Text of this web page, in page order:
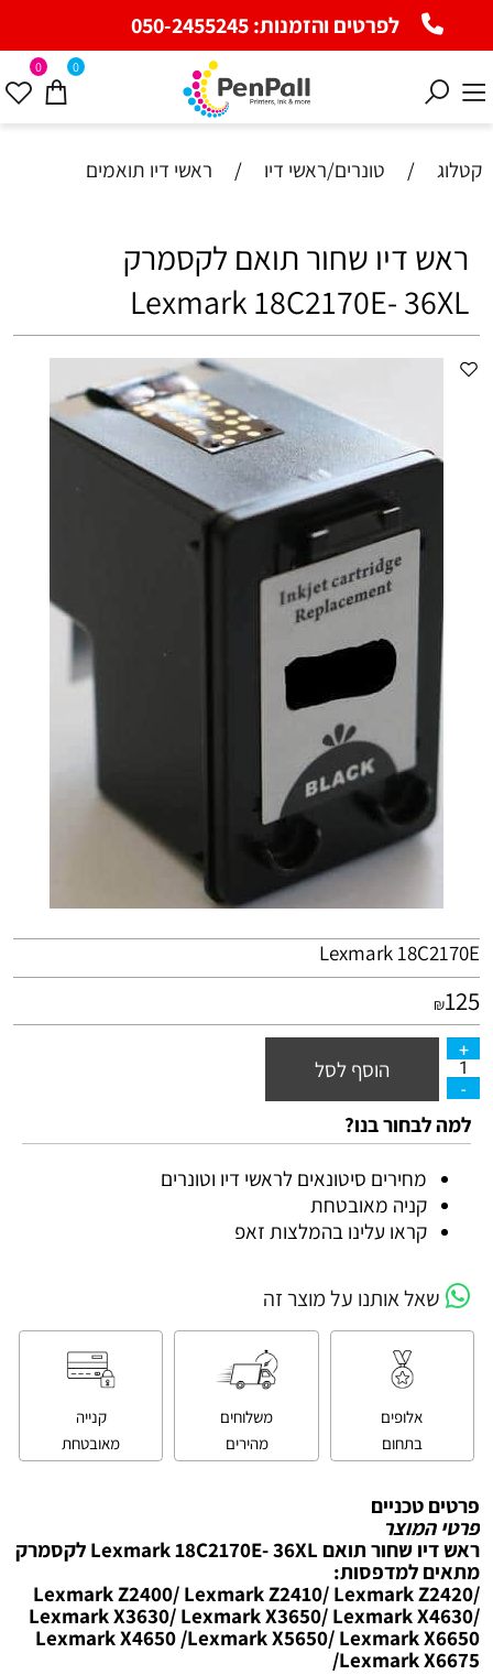
לפרטים והזמנות:050-2455245
0 0
קטלוג / טונרים/ראשי דיו / ראשי דיו תואמים
ראש דיו שחור תואם לקסמרק
Lexmark 18C2170E- 36XL
Lexmark 18C2170E
₪125
הוסף לסל
למה לבחור בנו?
מחירים סיטונאים לראשי דיו וטונרים
קניה מאובטחת
קראו עלינו בהמלצות זאפ
שאל אותנו על מוצר זה
אלופים
בתחום
משלוחים
מהירים
קנייה
מאובטחת
פרטים טכניים
פרטי המוצר
ראש דיו שחור תואם Lexmark 18C2170E- 36XL לקסמרק
מתאים למדפסות:
Lexmark Z2400/ Lexmark Z2410/ Lexmark Z2420/
Lexmark X3630/ Lexmark X3650/ Lexmark X4630/
Lexmark X4650 /Lexmark X5650/ Lexmark X6650
/Lexmark X6675